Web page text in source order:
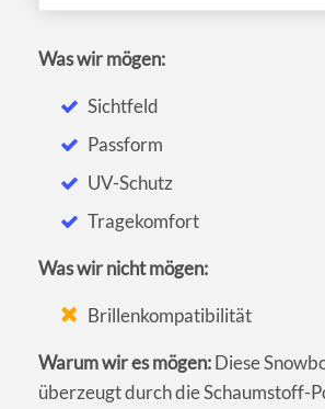
Was wir mögen:
Sichtfeld
Passform
UV-Schutz
Tragekomfort
Was wir nicht mögen:
Brillenkompatibilität
Warum wir es mögen:Diese
überzeugt durch die Schaumstoff-